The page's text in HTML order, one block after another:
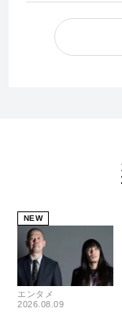
NEW
エンタメ
2026.08.09